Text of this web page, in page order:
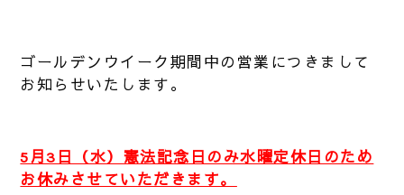
ゴールデンウイーク期間中の営業につきまして
お知らせいたします。
5月3日（水）憲法記念日のみ水曜定休日のため
お休みさせていただきます。